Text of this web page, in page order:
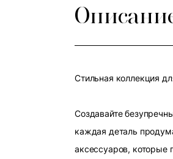
Стильная коллекция
Создавайте
каждая деталь
аксессуаров, которые